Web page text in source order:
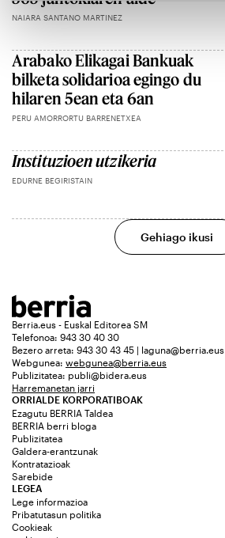
NAIARA SANTANO MARTINEZ
Arabako Elikagai Bankuak
bilketa solidarioa egingo du
hilaren 5ean eta 6an
PERU AMORRORTU BARRENETXEA
Instituzioen utzikeria
EDURNE BEGIRISTAIN
Gehiago ikusi
Berria.eus - Euskal Editorea SM
Telefonoa: 943 30 40 30
Bezero arreta: 943 30 43 45 | laguna@berria.eus
Webgunea: webgunea@berria.eus
Publizitatea: publi@bidera.eus
Harremanetan jarri
ORRIALDE KORPORATIBOAK
Ezagutu BERRIA Taldea
BERRIA berri bloga
Publizitatea
Galdera-erantzunak
Kontratazioak
Sarebide
LEGEA
Lege informazioa
Pribatutasun politika
Cookieak